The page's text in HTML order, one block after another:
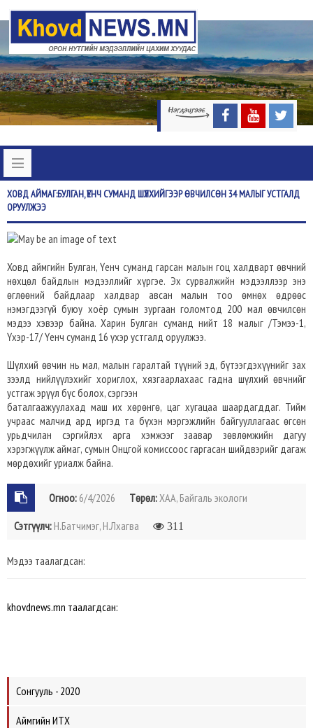
ХОВДАЙМАГ:БУЛГАН, ҮЕНЧ СУМАНД ШҮЛХИЙГЭЭР ӨВЧИЛСӨН 34 МАЛЫГ УСТГАЛД
ОРУУЛЖЭЭ
Ховд аймгийн Булган, Үенч суманд гарсан малын гоц халдварт өвчний
нөхцөл байдлын мэдээллийг хүргэе. Эх сурвалжийн мэдээллээр энэ
өглөөний байдлаар халдвар авсан малын тоо өмнөх өдрөөс
нэмэгдээгүй буюу хоёр сумын зургаан голомтод 200 мал өвчилсөн
мэдээ хэвээр байна. Харин Булган суманд нийт 18 малыг /Тэмээ-1,
Үхэр-17/ Үенч суманд 16 үхэр устгалд оруулжээ.
Шүлхий өвчин нь мал, малын гаралтай түүний эд, бүтээгдэхүүнийг зах
зээлд нийлүүлэхийг хориглох, хязгаарлахаас гадна шүлхий өвчнийг
устгаж эрүүл бүс болох, сэргээн
баталгаажуулахад маш их хөрөнгө, цаг хугацаа шаардагддаг. Тийм
учраас малчид ард иргэд та бүхэн мэргэжлийн байгууллагаас өгсөн
урьдчилан сэргийлэх арга хэмжээг заавар зөвлөмжийн дагуу
хэрэгжүүлж аймаг, сумын Онцгой комиссоос гаргасан шийдвэрийг дагаж
мөрдөхийг уриалж байна.
Огноо: 6/4/2026 Төрөл:ХАА, Байгаль экологи
Сэтгүүлч: Н.Батчимэг, Н.Лхагва 311
Мэдээ таалагдсан:
khovdnews.mn таалагдсан:
Сонгууль - 2020
Аймгийн ИТХ